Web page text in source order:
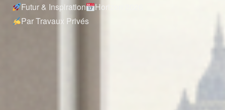
Futur & Inspiration
Horizon 2026
Par Travaux Privés